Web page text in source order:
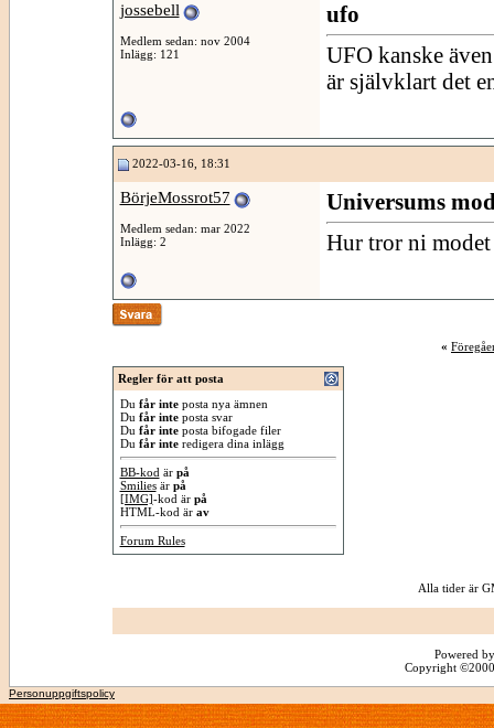
jossebell
Medlem sedan: nov 2004
Inlägg: 121
ufo
UFO kanske
är självklart det
2022-03-16, 18:31
BörjeMossrot57
Medlem sedan: mar 2022
Inlägg: 2
Universums
Hur tror ni
«
Regler för att posta
Du får inteposta nya ämnen
Du får inteposta svar
Du får inteposta bifogade filer
Du får interedigera dina inlägg
BB-kod är på
Smiliesär på
[IMG]-kod är på
HTML-kod är av
Forum Rules
Alla tider är
Powered
Copyright
Personuppgiftspolicy